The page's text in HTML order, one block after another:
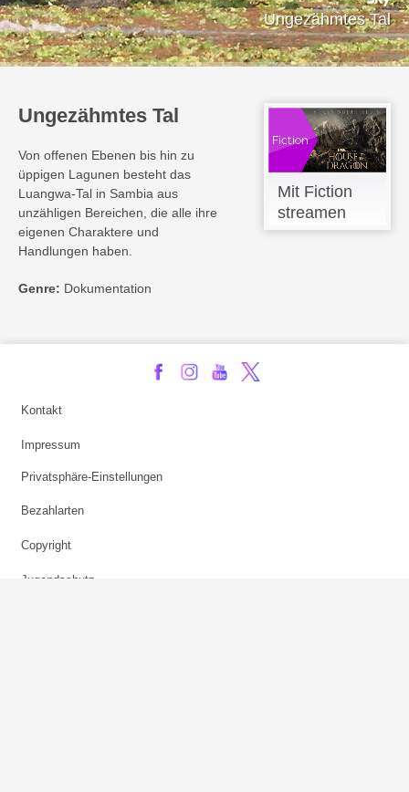
Ungezähmtes Tal
Ungezähmtes Tal
Von offenen Ebenen bis hin zu
üppigen Lagunen besteht das
Luangwa-Tal in Sambia aus
unzähligen Bereichen, die alle ihre
eigenen Charaktere und
Handlungen haben.
Genre: Dokumentation
Mit Fiction
streamen
Kontakt
Impressum
Privatsphäre-Einstellungen
Bezahlarten
Copyright
Jugendschutz